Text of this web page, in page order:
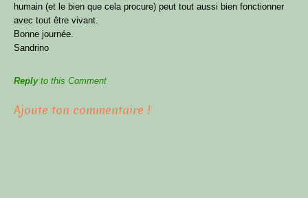
humain (et le bien que cela procure) peut tout aussi bien fonctionner
avec tout être vivant.
Bonne journée.
Sandrino
Replyto this Comment
Ajoute ton commentaire !